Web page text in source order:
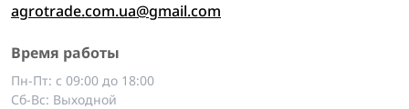
agrotrade.com.ua@gmail.com
Время работы
Пн-Пт: с 09:00 до 18:00
Сб-Вс: Выходной